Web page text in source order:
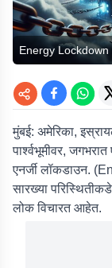
Energy Lockdown
मुंबई: अमेरिका,
पार्श्वभूमीवर,
एनर्जी लॉकडाउन.
सारख्या
लोक विचारत आहेत.